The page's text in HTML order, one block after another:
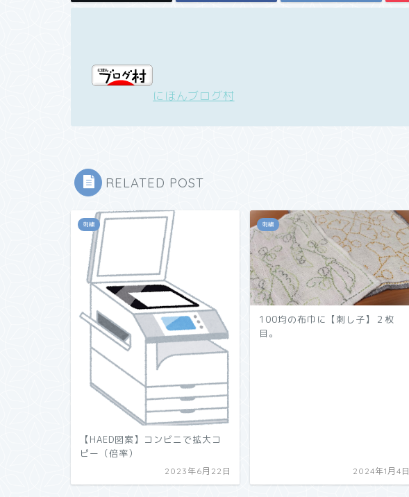
にほんブログ村
RELATED POST
刺繍
【HAED図案】コンビニで拡大コ
ピー（倍率）
2023年6月22日
刺繍
100均の布巾に【刺し子】２枚
目。
2024年1月4日